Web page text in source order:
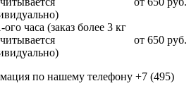
часа (заказ более 3 кг
от 650 руб.
по нашему телефону +7 (495)